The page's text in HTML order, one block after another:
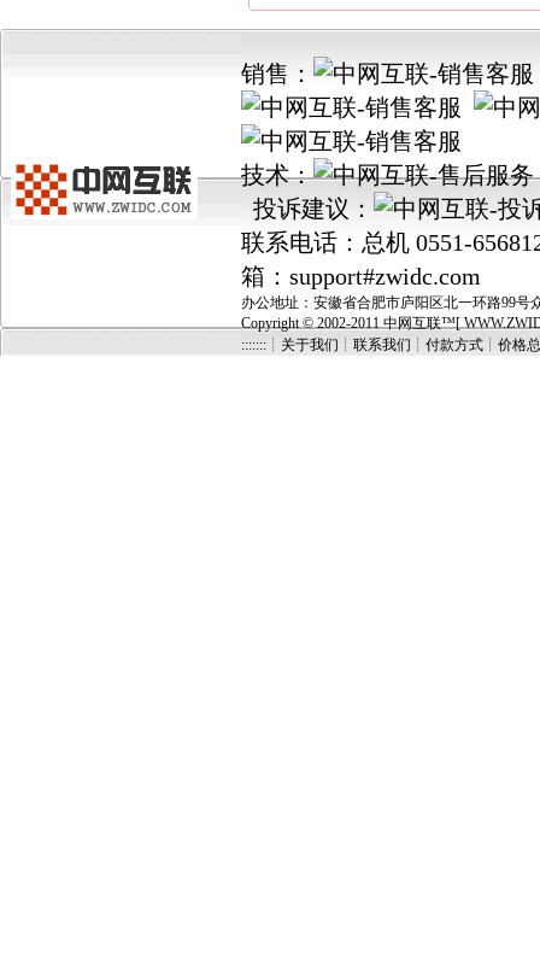
销售：
技术：
投诉建议：
联系电话：总机 0551-
箱：support#zwidc.com
办公地址：安徽省合肥市庐阳区北一环路99号
Copyright © 2002-2011 中网互联™[
:::::::┊关于我们 ┊ 联系我们 ┊ 付款方式 ┊ 价格